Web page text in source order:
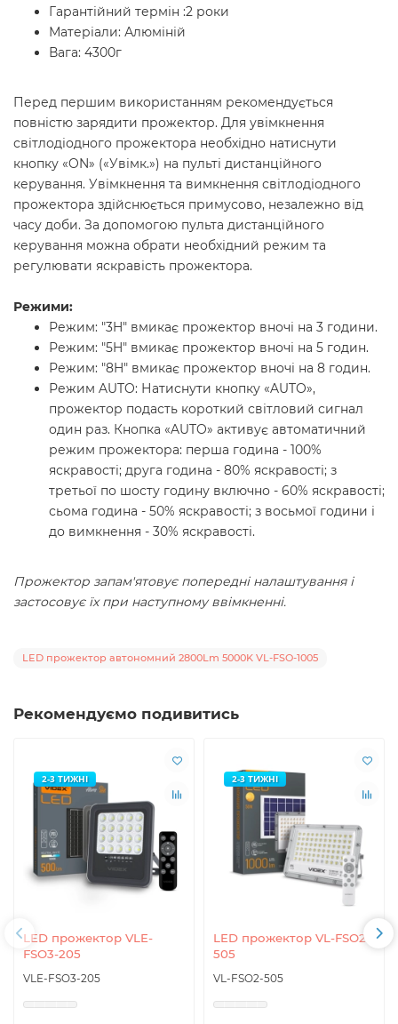
Гарантійний термін :2 роки
Матеріали: Алюміній
Вага: 4300г
Перед першим використанням рекомендується
повністю зарядити прожектор. Для увімкнення
світлодіодного прожектора необхідно натиснути
кнопку «ON» («Увімк.») на пульті дистанційного
керування. Увімкнення та вимкнення світлодіодного
прожектора здійснюється примусово, незалежно від
часу доби. За допомогою пульта дистанційного
керування можна обрати необхідний режим та
регулювати яскравість прожектора.
Режими:
Режим: "3H" вмикає прожектор вночі на 3 години.
Режим: "5H" вмикає прожектор вночі на 5 годин.
Режим: "8H" вмикає прожектор вночі на 8 годин.
Режим AUTO: Натиснути кнопку «AUTO»,
прожектор подасть короткий світловий сигнал
один раз. Кнопка «AUTO» активує автоматичний
режим прожектора: перша година - 100%
яскравості; друга година - 80% яскравості; з
третьої по шосту годину включно - 60% яскравості;
сьома година - 50% яскравості; з восьмої години і
до вимкнення - 30% яскравості.
Прожектор запам'ятовує попередні налаштування і
застосовує їх при наступному ввімкненні.
LED прожектор автономний 2800Lm 5000K VL-FSO-1005
Рекомендуємо подивитись
LED прожектор VLE-
FSO3-205
VLE-FSO3-205
2-3 ТИЖНІ
LED прожектор VL-FSO2-
505
VL-FSO2-505
2-3 ТИЖНІ